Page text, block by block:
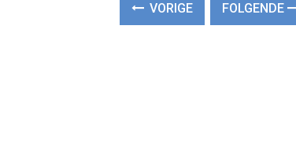
VORIGE FOLGENDE